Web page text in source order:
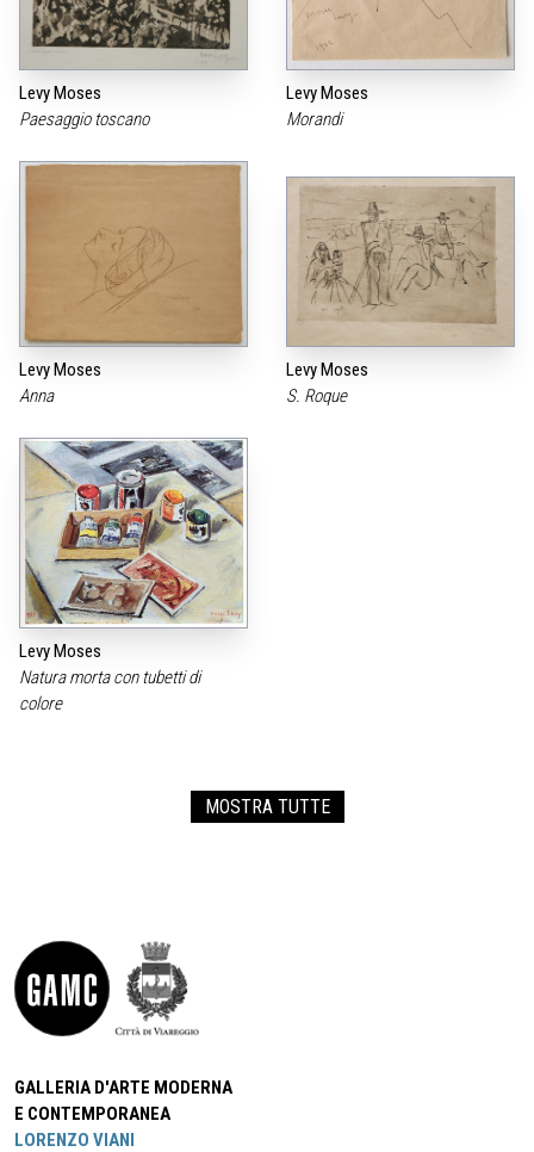
Levy Moses
Paesaggio toscano
Levy Moses
Morandi
Levy Moses
Anna
Levy Moses
S. Roque
Levy Moses
Natura morta con tubetti di
colore
MOSTRA TUTTE
GALLERIA D'ARTE MODERNA
E CONTEMPORANEA
LORENZO VIANI